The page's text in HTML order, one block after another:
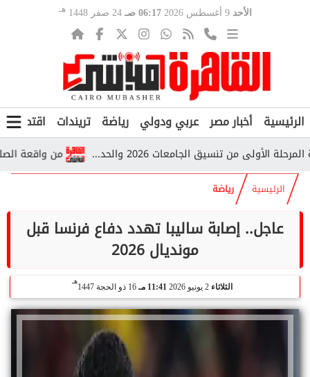
الأحد 9 أغسطس 2026 06:17 صـ 24 صفر 1448 هـ
الرئيسية أخبار مصر عربي ودولي رياضة تريندات اقتصاد
من واقعة الصلاة من تنسيق الجامعات 2026 والحد...
الرئيسية رياضة
عاجل.. إصابة ساليبا تهدد دفاع فرنسا قبل
مونديال 2026
الثلاثاء 11:41 مـ 16 ذو الحجة 1447
هـ